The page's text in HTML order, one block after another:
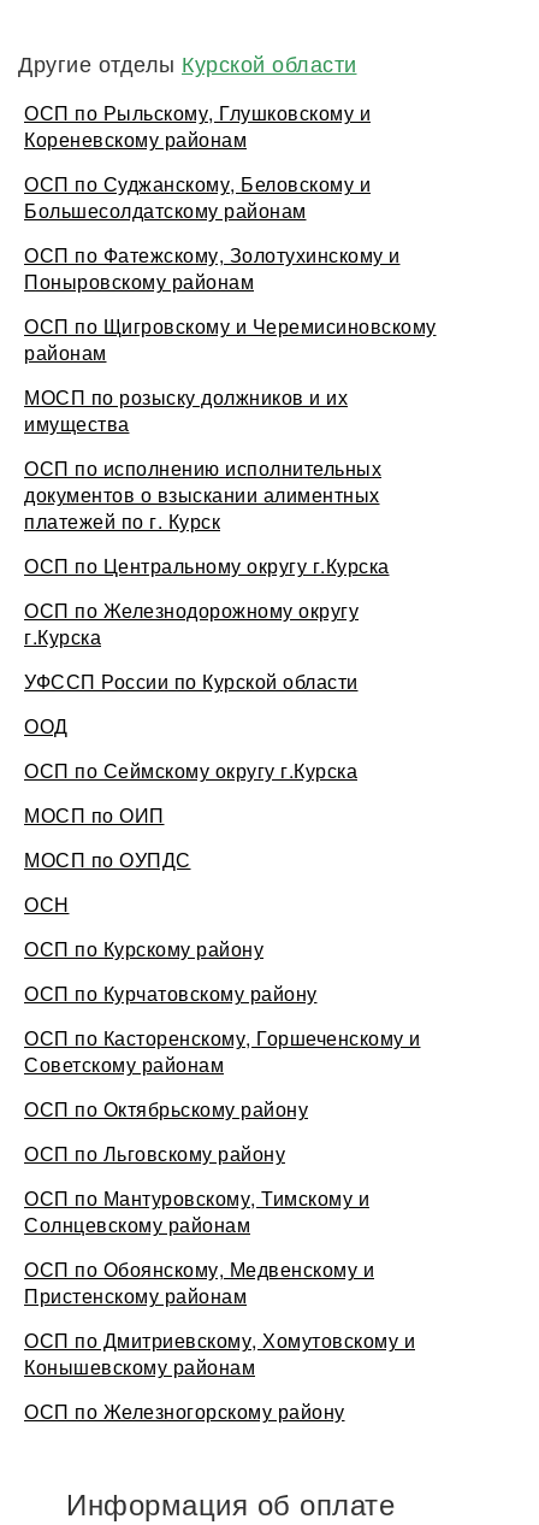
Другие отделы Курской области
ОСП по Рыльскому, Глушковскому и
Кореневскому районам
ОСП по Суджанскому, Беловскому и
Большесолдатскому районам
ОСП по Фатежскому, Золотухинскому и
Поныровскому районам
ОСП по Щигровскому и Черемисиновскому
районам
МОСП по розыску должников и их
имущества
ОСП по исполнению исполнительных
документов о взыскании алиментных
платежей по г. Курск
ОСП по Центральному округу г.Курска
ОСП по Железнодорожному округу
г.Курска
УФССП России по Курской области
ООД
ОСП по Сеймскому округу г.Курска
МОСП по ОИП
МОСП по ОУПДС
ОСН
ОСП по Курскому району
ОСП по Курчатовскому району
ОСП по Касторенскому, Горшеченскому и
Советскому районам
ОСП по Октябрьскому району
ОСП по Льговскому району
ОСП по Мантуровскому, Тимскому и
Солнцевскому районам
ОСП по Обоянскому, Медвенскому и
Пристенскому районам
ОСП по Дмитриевскому, Хомутовскому и
Конышевскому районам
ОСП по Железногорскому району
Информация об оплате